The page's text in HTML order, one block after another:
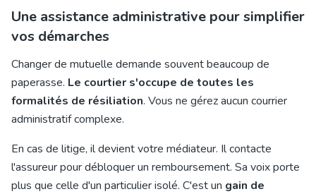
Une assistance administrative pour simplifier
vos démarches
Changer de mutuelle demande souvent beaucoup de
paperasse. Le courtier s'occupe de toutes les
formalités de résiliation. Vous ne gérez aucun courrier
administratif complexe.
En cas de litige, il devient votre médiateur. Il contacte
l'assureur pour débloquer un remboursement. Sa voix porte
plus que celle d'un particulier isolé. C'est un gain de